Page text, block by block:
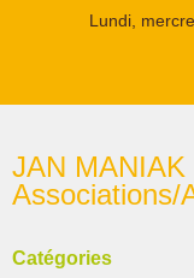
Lundi,
JAN MANIAK
Associations/
Catégories